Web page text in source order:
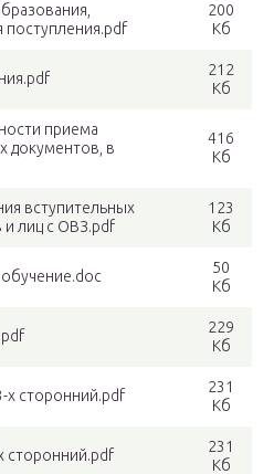
200
Кб
212
Кб
приема
документов, в
416
Кб
вступительных
и лиц с ОВЗ.pdf
123
Кб
50
Кб
229
Кб
х сторонний.pdf
231
Кб
сторонний.pdf
231
Кб